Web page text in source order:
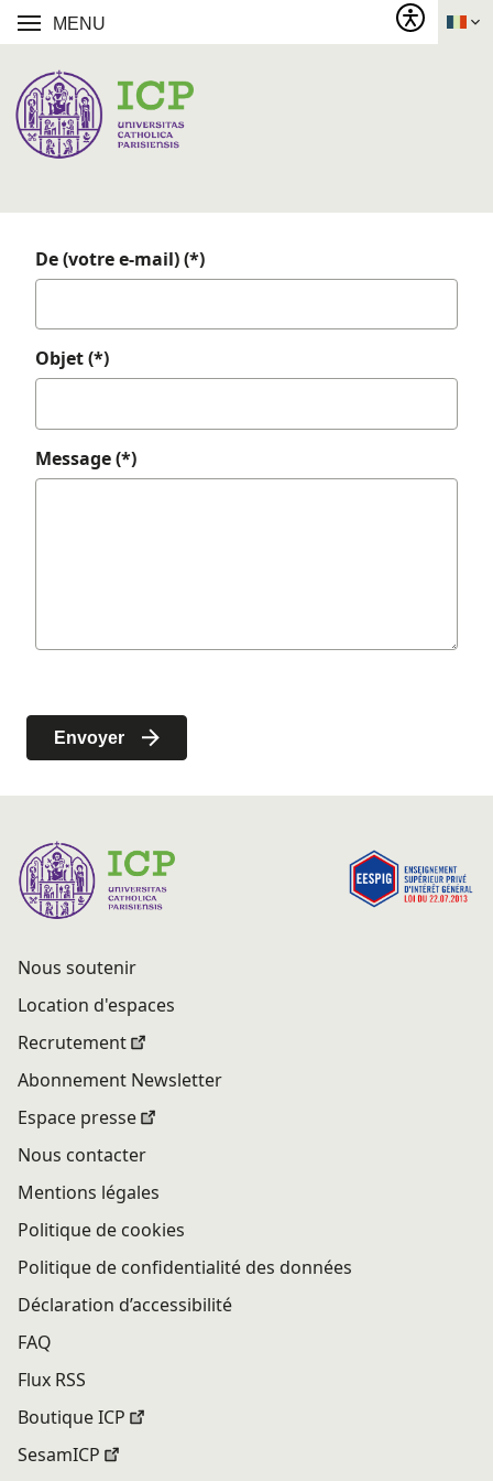
MENU
De (votre e-mail) (*)
Objet (*)
Message (*)
Nous soutenir
Location d'espaces
Recrutement
Abonnement Newsletter
Espace presse
Nous contacter
Mentions légales
Politique de cookies
Politique de confidentialité des données
Déclaration d’accessibilité
FAQ
Flux RSS
Boutique ICP
SesamICP